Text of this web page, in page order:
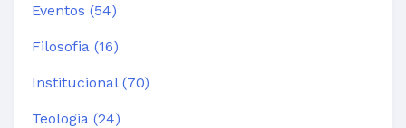
Eventos (54)
Filosofia (16)
Institucional (70)
Teologia (24)